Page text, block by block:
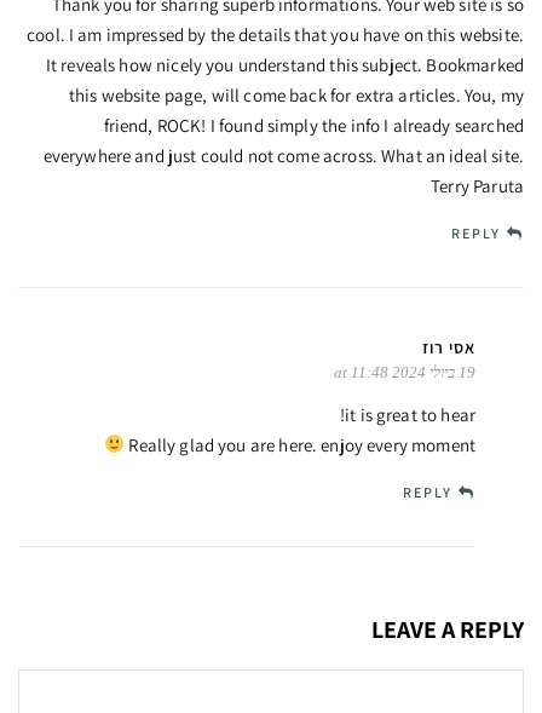
cool. I am impressed by the details that you have on this website.
It reveals how nicely you understand this subject. Bookmarked
this website page, will come back for extra articles. You, my
friend, ROCK! I found simply the info I already searched
everywhere and just could not come across. What an ideal site.
Terry Paruta
REPLY
אסי רוז
19 ביולי 2024 at 11:48
it is great to hear!
Really glad you are here. enjoy every moment
REPLY
LEAVE A REPLY